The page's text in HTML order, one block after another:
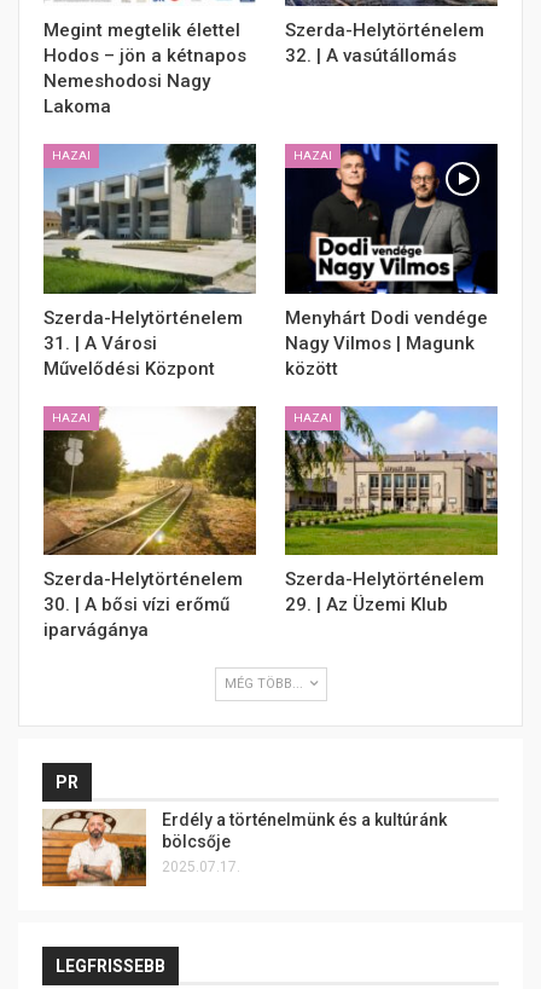
Megint megtelik élettel
Hodos – jön a kétnapos
Nemeshodosi Nagy
Lakoma
Szerda-Helytörténelem
32. | A vasútállomás
HAZAI
Szerda-Helytörténelem
31. | A Városi
Művelődési Központ
HAZAI
Menyhárt Dodi vendége
Nagy Vilmos | Magunk
között
HAZAI
Szerda-Helytörténelem
30. | A bősi vízi erőmű
iparvágánya
HAZAI
Szerda-Helytörténelem
29. | Az Üzemi Klub
MÉG TÖBB...
PR
Erdély a történelmünk és a kultúránk
bölcsője
2025.07.17.
LEGFRISSEBB